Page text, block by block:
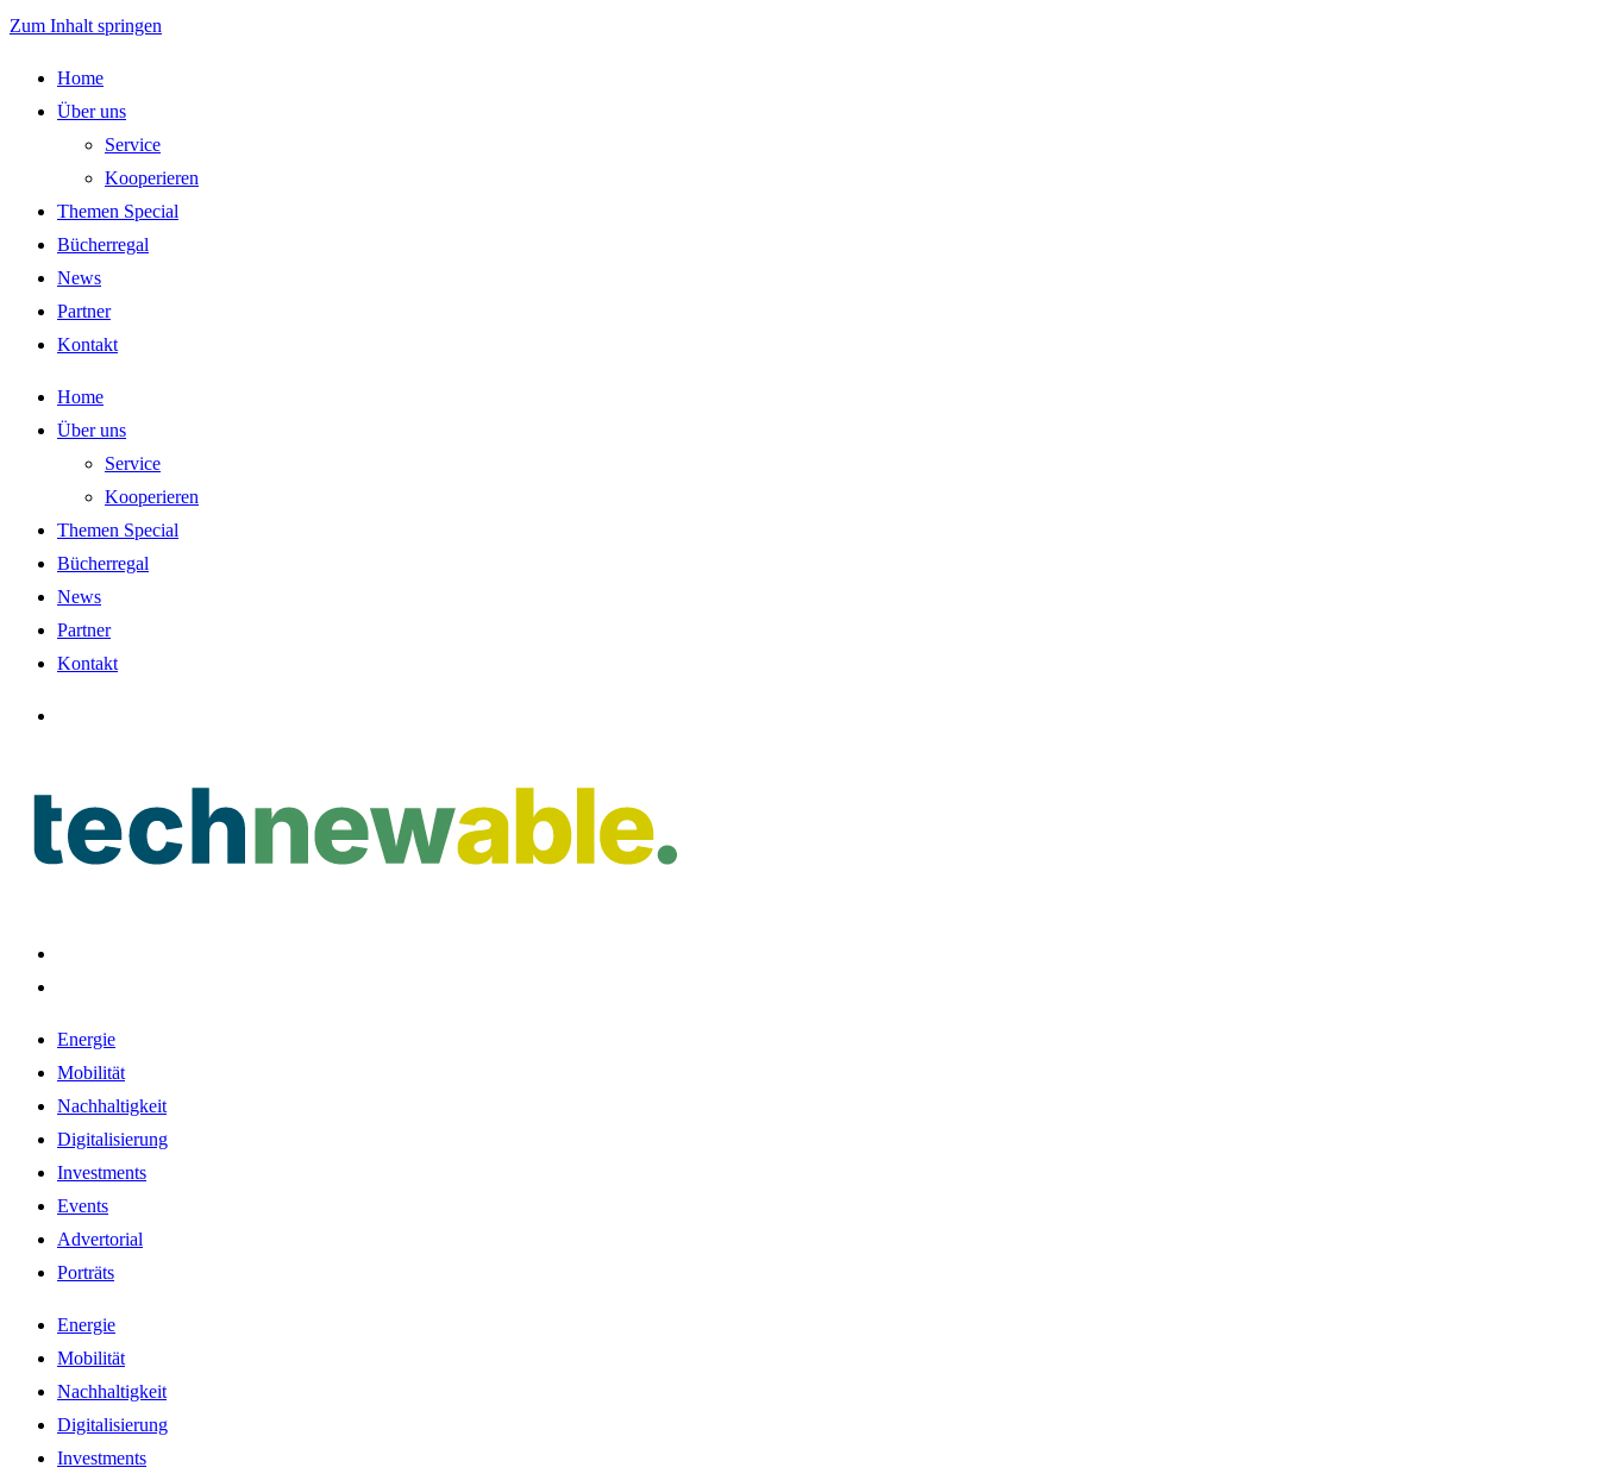
Zum Inhalt springen
Home
Über uns
Service
Kooperieren
Themen Special
Bücherregal
News
Partner
Kontakt
Home
Über uns
Service
Kooperieren
Themen Special
Bücherregal
News
Partner
Kontakt
Energie
Mobilität
Nachhaltigkeit
Digitalisierung
Investments
Events
Advertorial
Porträts
Energie
Mobilität
Nachhaltigkeit
Digitalisierung
Investments